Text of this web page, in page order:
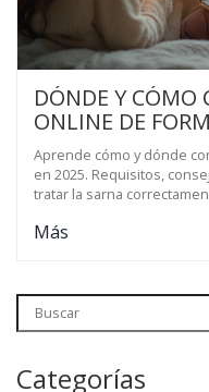
DÓNDE Y CÓMO
ONLINE DE
Aprende cómo y dónde
en 2025. Requisitos,
tratar la sarna
Más
Categorías